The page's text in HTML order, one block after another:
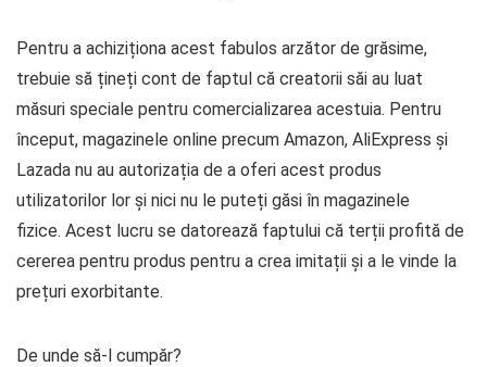
Pentru a achiziționa acest fabulos arzător de grăsime,
trebuie să țineți cont de faptul că creatorii săi au luat
măsuri speciale pentru comercializarea acestuia. Pentru
început, magazinele online precum Amazon, AliExpress și
Lazada nu au autorizația de a oferi acest produs
utilizatorilor lor și nici nu le puteți găsi în magazinele
fizice. Acest lucru se datorează faptului că terții profită de
cererea pentru produs pentru a crea imitații și a le vinde la
prețuri exorbitante.
De unde să-l cumpăr?